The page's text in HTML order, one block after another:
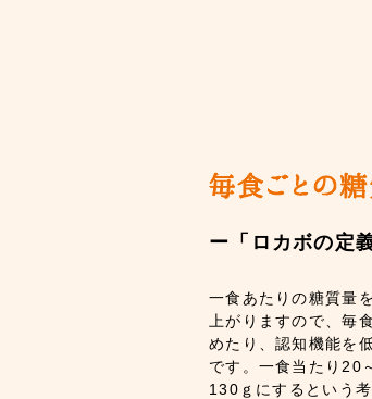
ー「ロカボの定
一食あたりの糖質量
上がりますので、毎
めたり、認知機能を
です。一食当たり20
130ｇにするという